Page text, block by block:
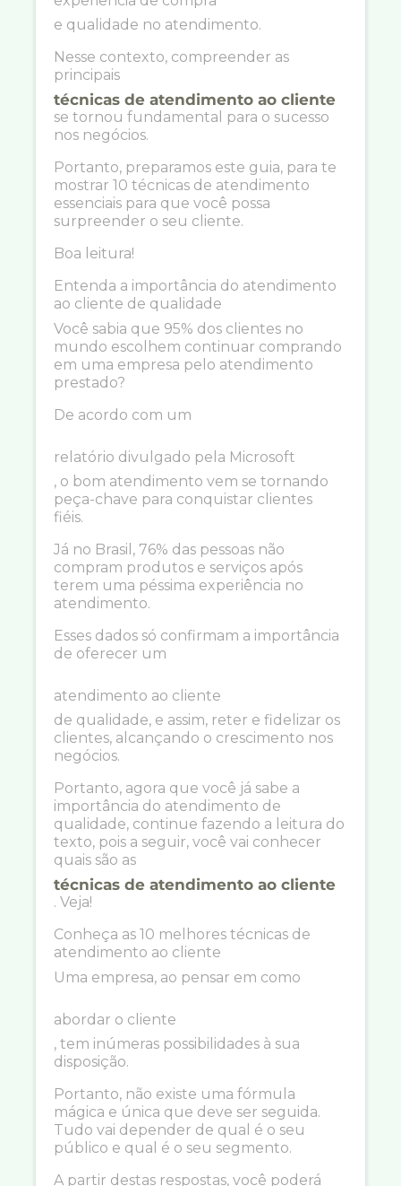
e qualidade no atendimento.
Nesse contexto, compreender as
principais
técnicas de atendimento ao cliente
se tornou fundamental para o sucesso
nos negócios.
Portanto, preparamos este guia, para te
mostrar 10 técnicas de atendimento
essenciais para que você possa
surpreender o seu cliente.
Boa leitura!
Entenda a importância do atendimento
ao cliente de qualidade
Você sabia que 95% dos clientes no
mundo escolhem continuar comprando
em uma empresa pelo atendimento
prestado?
De acordo com um
relatório divulgado pela Microsoft
, o bom atendimento vem se tornando
peça-chave para conquistar clientes
fiéis.
Já no Brasil, 76% das pessoas não
compram produtos e serviços após
terem uma péssima experiência no
atendimento.
Esses dados só confirmam a importância
de oferecer um
atendimento ao cliente
de qualidade, e assim, reter e fidelizar os
clientes, alcançando o crescimento nos
negócios.
Portanto, agora que você já sabe a
importância do atendimento de
qualidade, continue fazendo a leitura do
texto, pois a seguir, você vai conhecer
quais são as
técnicas de atendimento ao cliente
. Veja!
Conheça as 10 melhores técnicas de
atendimento ao cliente
Uma empresa, ao pensar em como
abordar o cliente
, tem inúmeras possibilidades à sua
disposição.
Portanto, não existe uma fórmula
mágica e única que deve ser seguida.
Tudo vai depender de qual é o seu
público e qual é o seu segmento.
A partir destas respostas, você poderá